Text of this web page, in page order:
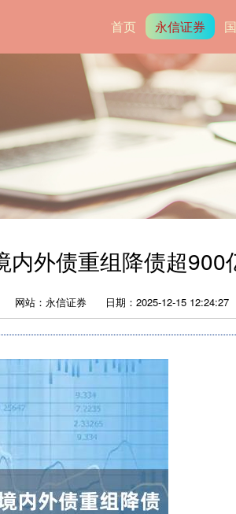
首页 永信证券
外债重组降债超
网站：永信证券 日期：2025-12-15 12:24:27